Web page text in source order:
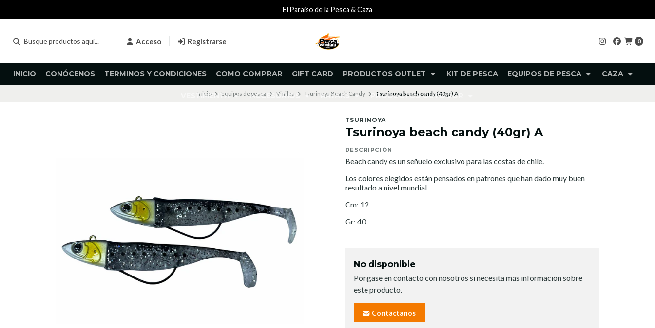
Acceso Registrarse 0
INICIO CONÓCENOS TERMINOS Y CONDICIONES COMO COMPRAR GIFT CARD PRODUCTOS OUTLET KIT DE PESCA EQUIPOS DE PESCA CAZA
VESTIMENTA ACCESORIOS KAYAKS PRODUCTOS OUTDOOR
El Paraiso de la Pesca & Caza
Inicio Equipos de pesca Vinilos Tsurinoya Beach Candy Tsurinoya beach candy (40gr) A
TSURINOYA
Tsurinoya beach candy (40gr) A
DESCRIPCIÓN
Beach candy es un señuelo exclusivo para las costas de chile.
Los colores elegidos están pensados en patrones que han dado muy buen
resultado a nivel mundial.
Cm: 12
Gr: 40
No disponible
Póngase en contacto con nosotros si necesita más información sobre
este producto.
Contáctanos